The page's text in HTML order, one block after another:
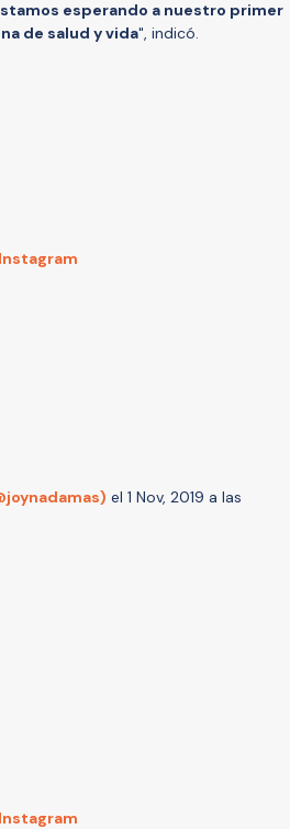
esperando a nuestro primer
de salud y vida", indicó.
el 1 Nov, 2019 a las